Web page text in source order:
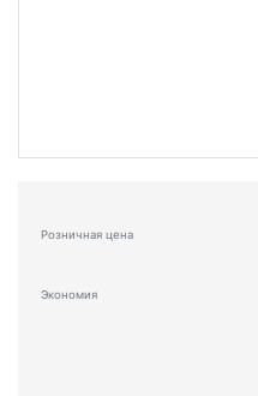
Розничная цена
Экономия